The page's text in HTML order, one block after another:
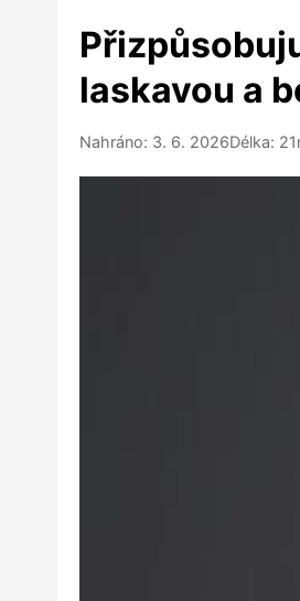
laskavou a
Nahráno: 3. 6. 2026Délka: